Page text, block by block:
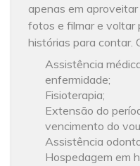
apenas em
fotos e filmar e voltar
histórias para contar.
Assistência
enfermidade;
Fisioterapia;
Extensão do
vencimento do
Assistência
Hospedagem em